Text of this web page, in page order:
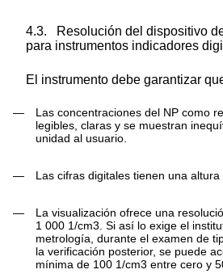
4.3.
Resolución del dispositivo
para instrumentos indicadores
El instrumento debe garantizar
—
Las concentraciones del NP como
legibles, claras y se muestran
unidad al usuario.
— Las cifras digitales tienen una altura
—
La visualización ofrece una
1 000 1/cm3 . Si así lo exige el
metrología, durante el examen de
la verificación posterior, se puede
mínima de 100 1/cm3 entre cero y